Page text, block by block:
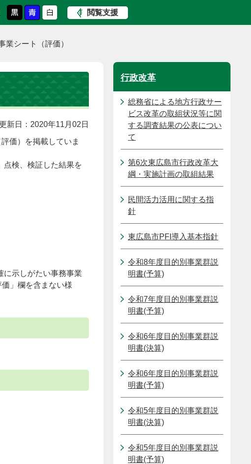
閲覧支援
業シート（評価）
新日：2020年11月02日
価）を掲載していま
点検、検証した結果を
に示しがたい事務事業
」欄を含まない様
行政改革
総務省による地方行政サー
ビス改革の取組状況等に関
する調査結果の公表につい
て
第6次東広島市行政改革大
綱・実施計画の取組結果
民間活力活用に関する指
針
東広島市PFI導入基本指針
令和8年度目的別事業群説
明書(予算)
令和7年度目的別事業群説
明書(予算)
令和6年度目的別事業群説
明書(決算)
令和6年度目的別事業群説
明書(予算)
令和5年度目的別事業群説
明書(決算)
令和5年度目的別事業群説
明書(予算)